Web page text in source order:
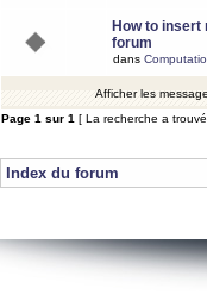
How to insert
forum
dans
Afficher les
Page 1 sur 1 [ La recherche a
Index du forum